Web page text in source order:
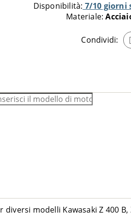
Disponibilità: 7/10 giorni
Materiale:
Condividi:
carrello
modelli Kawasaki Z 400